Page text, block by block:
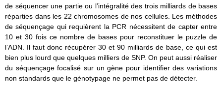
de séquencer une partie ou l’intégralité des trois milliards de bases
réparties dans les 22 chromosomes de nos cellules. Les méthodes
de séquençage qui requièrent la PCR nécessitent de capter entre
10 et 30 fois ce nombre de bases pour reconstituer le puzzle de
l’ADN. Il faut donc récupérer 30 et 90 milliards de base, ce qui est
bien plus lourd que quelques milliers de SNP. On peut aussi réaliser
du séquençage focalisé sur un gène pour identifier des variations
non standards que le génotypage ne permet pas de détecter.